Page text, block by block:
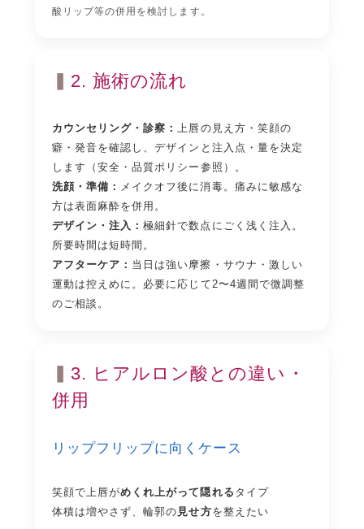
酸リップ等の併用を検討します。
2. 施術の流れ
カウンセリング・診察：上唇の見え方・笑顔の
癖・発音を確認し、デザインと注入点・量を決定
します（安全・品質ポリシー 参照）。
洗顔・準備： メイクオフ後に消毒。痛みに敏感な
方は表面麻酔を併用。
デザイン・注入：極細針で数点にごく浅く注入。
所要時間は短時間。
アフターケア： 当日は強い摩擦・サウナ・激しい
運動は控えめに。必要に応じて2〜4週間で微調整
のご相談。
3. ヒアルロン酸との違い・
併用
リップフリップに向くケース
笑顔で上唇がめくれ上がって隠れる タイプ
体積は増やさず、輪郭の 見せ方を整えたい